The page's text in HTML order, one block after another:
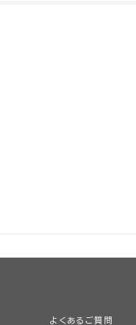
よくあるご質問